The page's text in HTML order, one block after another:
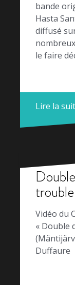
bande
Hasta
diffusé
le faire
Lire la
Vidéo du
« Double
Duffaure